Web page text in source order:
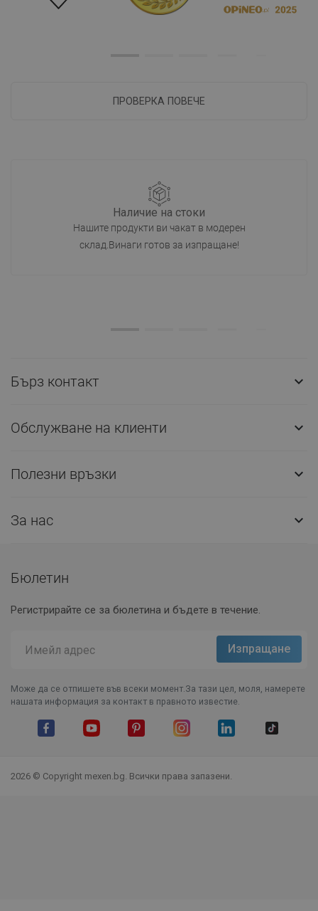
ПРОВЕРКА ПОВЕЧЕ
Наличие на стоки
Нашите продукти ви чакат в модерен
склад.Винаги готов за изпращане!
Бърз контакт 
Обслужване на клиенти 
Полезни връзки 
За нас 
Бюлетин
Регистрирайте се за бюлетина и бъдете в течение.
Може да се отпишете във всеки момент.За тази цел, моля, намерете
нашата информация за контакт в правното известие.
2026 © Copyright mexen.bg. Всички права запазени.